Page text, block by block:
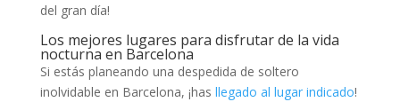
del gran día!
Los mejores lugares⁢ para disfrutar de la‌ vida
nocturna en Barcelona
Si estás planeando una ‌despedida de‌ soltero
inolvidable en Barcelona, ¡has llegado al lugar indicado!